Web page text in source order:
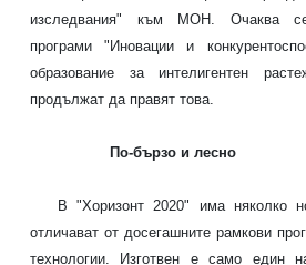
изследвания" към МОН. Очаква се
програми "Иновации и
образование за интелигентен
продължат да правят това.
По-бързо и лесно
В "Хоризонт 2020" има няколко
отличават от досегашните рамкови
технологии. Изготвен е само един